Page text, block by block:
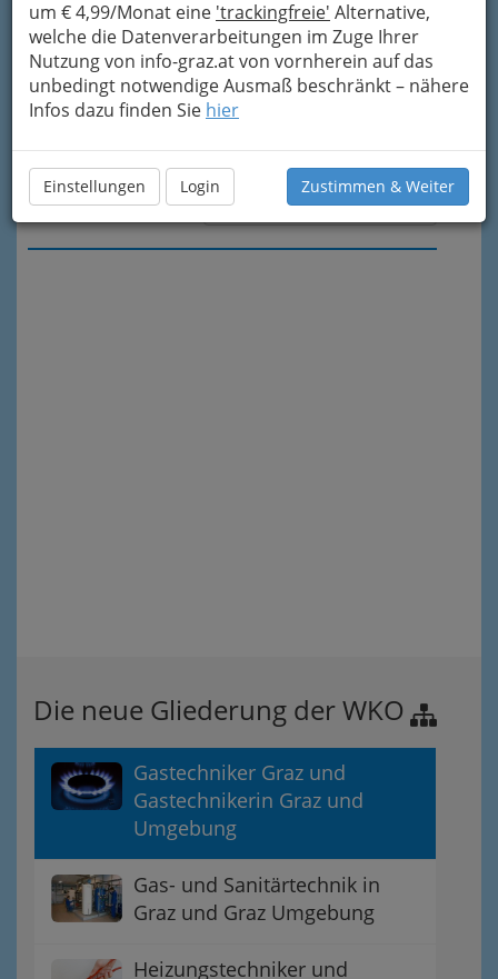
um € 4,99/Monat eine 'trackingfreie' Alternative,
welche die Datenverarbeitungen im Zuge Ihrer
Nutzung von info-graz.at von vornherein auf das
unbedingt notwendige Ausmaß beschränkt – nähere
Infos dazu finden Sie hier
Einstellungen Login Zustimmen & Weiter
Meine Nachricht senden
Die neue Gliederung der WKO
Gastechniker Graz und
Gastechnikerin Graz und
Umgebung
Gas- und Sanitärtechnik in
Graz und Graz Umgebung
Heizungstechniker und